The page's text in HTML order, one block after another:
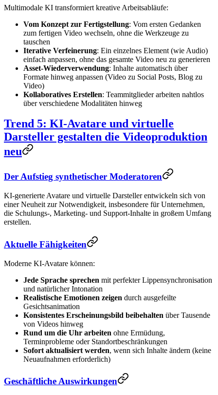
Multimodale KI transformiert kreative Arbeitsabläufe:
Vom Konzept zur Fertigstellung: Vom ersten Gedanken
zum fertigen Video wechseln, ohne die Werkzeuge zu
tauschen
Iterative Verfeinerung: Ein einzelnes Element (wie Audio)
einfach anpassen, ohne das gesamte Video neu zu generieren
Asset-Wiederverwendung: Inhalte automatisch über
Formate hinweg anpassen (Video zu Social Posts, Blog zu
Video)
Kollaboratives Erstellen: Teammitglieder arbeiten nahtlos
über verschiedene Modalitäten hinweg
Trend 5: KI-Avatare und virtuelle
Darsteller gestalten die Videoproduktion
neu
Der Aufstieg synthetischer Moderatoren
KI-generierte Avatare und virtuelle Darsteller entwickeln sich von
einer Neuheit zur Notwendigkeit, insbesondere für Unternehmen,
die Schulungs-, Marketing- und Support-Inhalte in großem Umfang
erstellen.
Aktuelle Fähigkeiten
Moderne KI-Avatare können:
Jede Sprache sprechen mit perfekter Lippensynchronisation
und natürlicher Intonation
Realistische Emotionen zeigen durch ausgefeilte
Gesichtsanimation
Konsistentes Erscheinungsbild beibehalten über Tausende
von Videos hinweg
Rund um die Uhr arbeiten ohne Ermüdung,
Terminprobleme oder Standortbeschränkungen
Sofort aktualisiert werden, wenn sich Inhalte ändern (keine
Neuaufnahmen erforderlich)
Geschäftliche Auswirkungen